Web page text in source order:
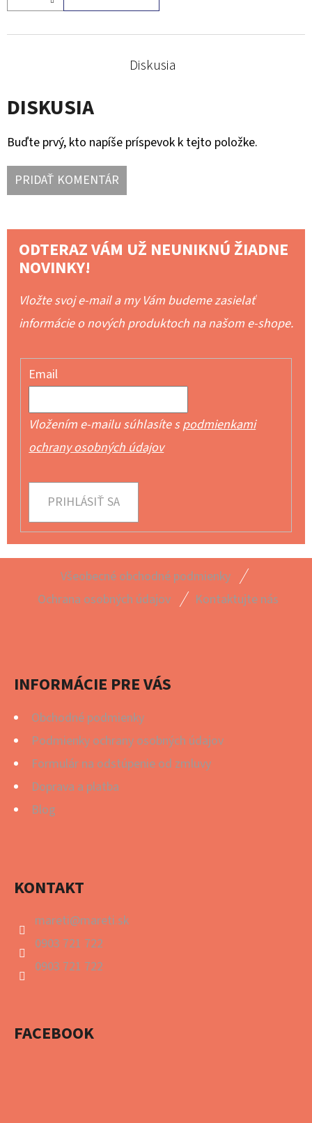
Diskusia
DISKUSIA
Buďte prvý, kto napíše príspevok k tejto položke.
PRIDAŤ KOMENTÁR
ODTERAZ VÁM UŽ NEUNIKNÚ ŽIADNE
NOVINKY!
Vložte svoj e-mail a my Vám budeme zasielať
informácie o nových produktoch na našom e-shope.
Email
Vložením e-mailu súhlasíte spodmienkami
ochrany osobných údajov
PRIHLÁSIŤ SA
Všeobecné obchodné podmienky
Ochrana osobných údajov
Kontaktujte nás
INFORMÁCIE PRE VÁS
Obchodné podmienky
Podmienky ochrany osobných údajov
Formulár na odstúpenie od zmluvy
Doprava a platba
Blog
KONTAKT
mareti@mareti.sk
0903 721 722
0903 721 722
FACEBOOK